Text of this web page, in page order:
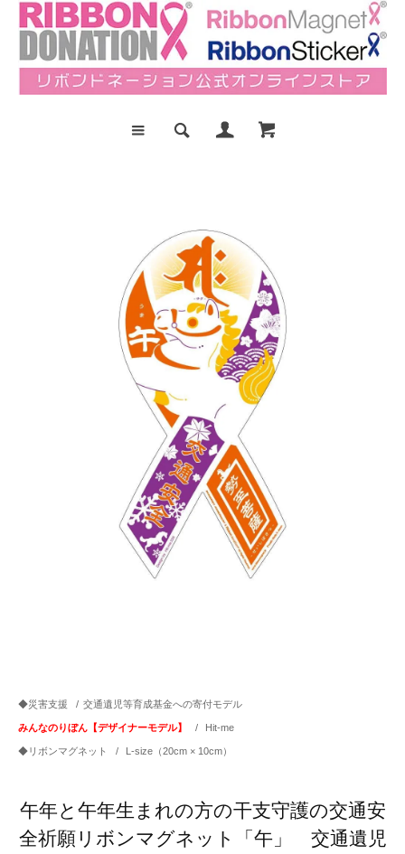
◆災害支援 / 交通遺児等育成基金への寄付モデル
みんなのりぼん【デザイナーモデル】 / Hit-me
◆リボンマグネット / L-size（20cm × 10cm）
午年と午年生まれの方の干支守護の交通安
全祈願リボンマグネット「午」 交通遺児